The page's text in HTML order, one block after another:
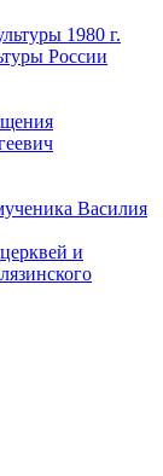
1980 г.
России
Василия
и